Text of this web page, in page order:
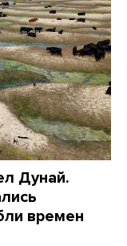
Дунай.
времен